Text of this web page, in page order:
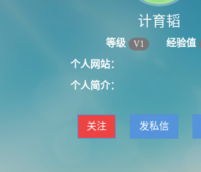
计育韬
等级 V1 经验值
个人网站：
个人简介：
关注 发私信